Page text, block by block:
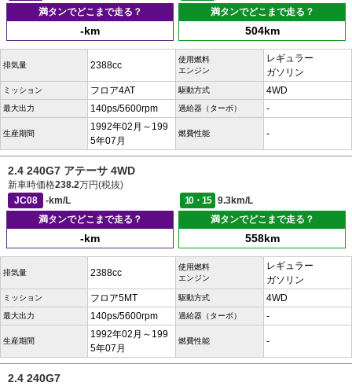
満タンでどこまで走る？
-km
満タンでどこまで走る？
504km
排気量 2388cc
使用燃料
エンジン
レギュラー
ガソリン
ミッション フロア4AT 駆動方式 4WD
最大出力 140ps/5600rpm 過給器（ターボ） -
生産期間
1992年02月～199
5年07月
燃費性能 -
2.4 240G7 アテーサ 4WD
新車時価格238.2万円(税抜)
JC08
-km/L 10・15
9.3km/L
満タンでどこまで走る？
-km
満タンでどこまで走る？
558km
排気量 2388cc
使用燃料
エンジン
レギュラー
ガソリン
ミッション フロア5MT 駆動方式 4WD
最大出力 140ps/5600rpm 過給器（ターボ） -
生産期間
1992年02月～199
5年07月
燃費性能 -
2.4 240G7